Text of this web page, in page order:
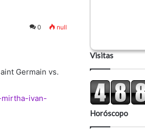
0 null
Germain vs.
ivan-
Visitas
Horóscopo